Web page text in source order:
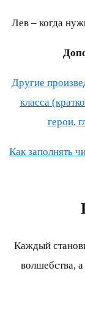
Лев – когда
Другие
класса
герои,
Как заполнять
Каждый
волшебства,